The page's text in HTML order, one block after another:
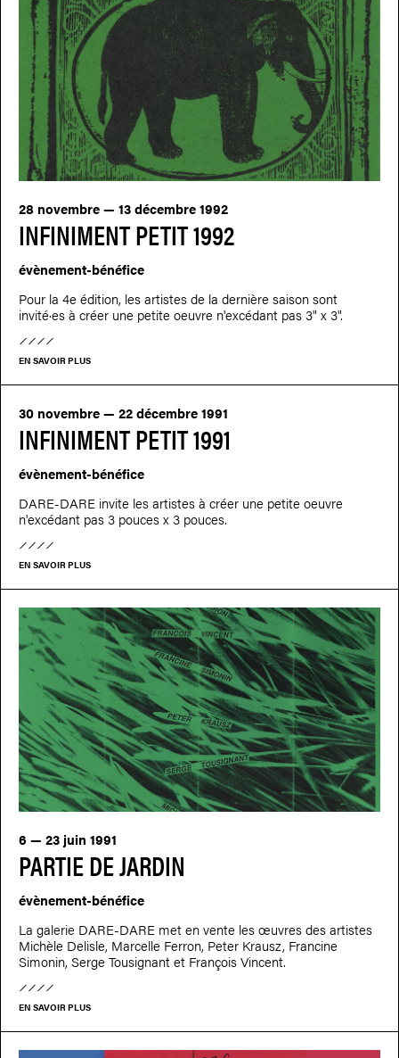
INFINIMENT PETIT 1992
28 novembre — 13 décembre 1992
évènement-bénéfice
Pour la 4e édition, les artistes de la dernière saison sont
invité·es à créer une petite oeuvre n'excédant pas 3" x 3".
EN SAVOIR PLUS
INFINIMENT PETIT 1991
30 novembre — 22 décembre 1991
évènement-bénéfice
DARE-DARE invite les artistes à créer une petite oeuvre
n'excédant pas 3 pouces x 3 pouces.
EN SAVOIR PLUS
PARTIE DE JARDIN
6 — 23 juin 1991
évènement-bénéfice
La galerie DARE-DARE met en vente les œuvres des artistes
Michèle Delisle, Marcelle Ferron, Peter Krausz, Francine
Simonin, Serge Tousignant et François Vincent.
EN SAVOIR PLUS